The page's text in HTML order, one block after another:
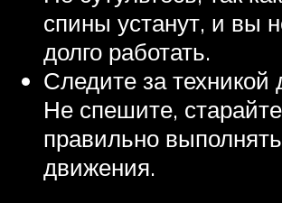
спины устанут, и вы
долго работать.
Следите за техникой
Не спешите,
правильно выполнять
движения.